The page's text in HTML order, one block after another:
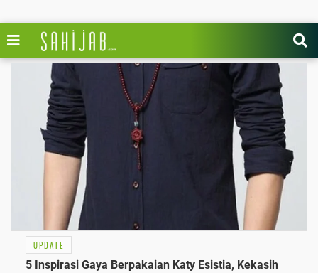
UPDATE
5 Inspirasi Gaya Berpakaian Katy Esistia, Kekasih